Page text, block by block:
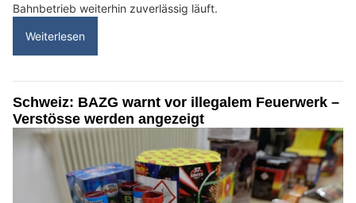
Bahnbetrieb weiterhin zuverlässig läuft.
Weiterlesen
Schweiz: BAZG warnt vor illegalem Feuerwerk –
Verstösse werden angezeigt